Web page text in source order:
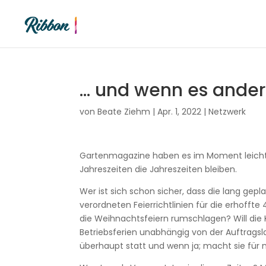
… und wenn es
vonBeate Ziehm |Apr. 1, 2022 |Netzwerk
Gartenmagazine haben es im Moment
Jahreszeiten die Jahreszeiten bleiben.
Wer ist sich schon sicher, dass die lang
verordneten Feierrichtlinien für die erhoffte
die Weihnachtsfeiern rumschlagen? Will die
Betriebsferien unabhängig von der
überhaupt statt und wenn ja; macht sie für